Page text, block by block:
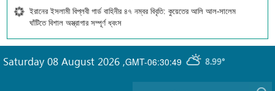
ইরানের ইসলামী বিপ্লবী গার্ড বাহিনীর ৪৭ নম্বর বিবৃতি: কুয়েতের আলি আল-সালেম
ঘাঁটিতে বিশাল অস্ত্রাগার সম্পূর্ণ ধ্বংস
GMT-06:30:49 8.99°
Saturday 08 August 2026 ,